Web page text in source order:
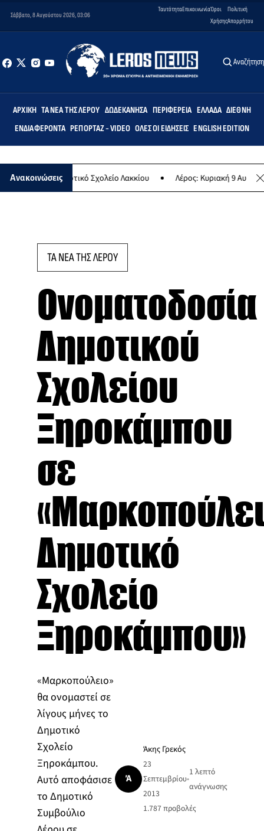
Σάββατο, 8 Αυγούστου 2026, 03:06
ΤαυτότηταΕπικοινωνίαΌροι
Χρήσης
Πολιτική
Απορρήτου
Αναζήτηση
ΑΡΧΙΚΉ ΤΑ ΝΈΑ ΤΗΣ ΛΈΡΟΥ ΔΩΔΕΚΆΝΗΣΑ ΠΕΡΙΦΈΡΕΙΑ ΕΛΛΆΔΑ ΔΙΕΘΝΉ
ΕΝΔΙΑΦΈΡΟΝΤΑ ΡΕΠΟΡΤΆΖ - VIDEO ΌΛΕΣ ΟΙ ΕΙΔΉΣΕΙΣ ENGLISH EDITION
Ανακοινώσεις
στο Δημοτικό Σχολείο Λακκίου Λέρος: Κυριακή 9 Αυγούστου
ΤΑ ΝΕΑ ΤΗΣ ΛΕΡΟΥ
Ονοματοδοσία
Δημοτικού
Σχολείου
Ξηροκάμπου
σε
Δημοτικό
Σχολείο
Ξηροκάμπου»
«Μαρκοπούλειο»
θα ονομαστεί σε
λίγους μήνες το
Δημοτικό
Σχολείο
Ξηροκάμπου.
Αυτό αποφάσισε
το Δημοτικό
Συμβούλιο
Ά
Άκης Γρεκός
23
Σεπτεμβρίου
2013
•
1 λεπτό
ανάγνωσης
1.787 προβολές